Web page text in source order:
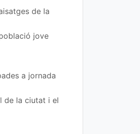
de la
jove
a jornada
de la ciutat i el